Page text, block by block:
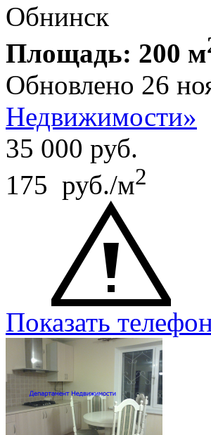
Обнинск
Площадь: 200 м
Обновлено 26
Недвижимости»
35 000 руб.
175 руб./м2
Показать